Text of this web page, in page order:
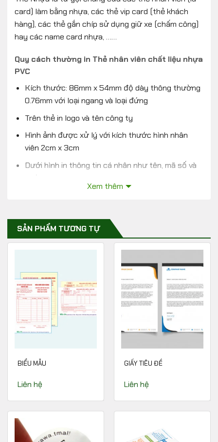
card) làm bằng nhựa, các thẻ vip card (thẻ khách
hàng), các thẻ gắn chíp sử dụng giữ xe (chấm công)
hay các name card nhựa, ……
Quy cách thường in Thẻ nhân viên chất liệu nhựa
PVC
Kích thước: 86mm x 54mm độ dày thông thường
0.76mm với loại ngang và loại đứng
Trên thẻ in logo và tên công ty
Hình ảnh được xử lý với kích thước hình nhân
viên 2cm x 3cm
Dưới hình in thông tin cá nhân như tên, mã số và
chức vụ nhân viên.
Xem thêm
SẢN PHẨM TƯƠNG TỰ
BIỂU MẪU
Liên hệ
GIẤY TIÊU ĐỀ
Liên hệ